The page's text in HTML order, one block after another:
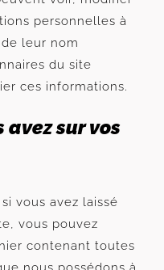
personnelles à
leur nom
du site
ces informations.
avez sur vos
vous avez laissé
vous pouvez
contenant toutes